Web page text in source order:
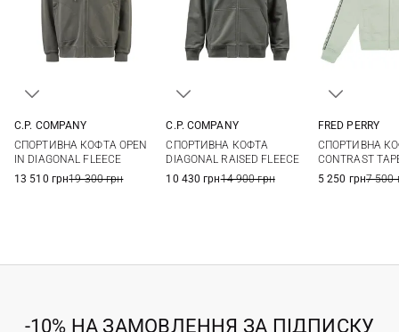
C.P. COMPANY
СПОРТИВНА КОФТА OPEN
IN DIAGONAL FLEECE
13 510 грн19 300 грн
C.P. COMPANY
СПОРТИВНА КОФТА
DIAGONAL RAISED FLEECE
10 430 грн14 900 грн
FRED PERRY
СПОРТИВНА
CONTRAST
5 250 грн7 500
-10% НА ЗАМОВЛЕННЯ ЗА ПІДПИСКУ